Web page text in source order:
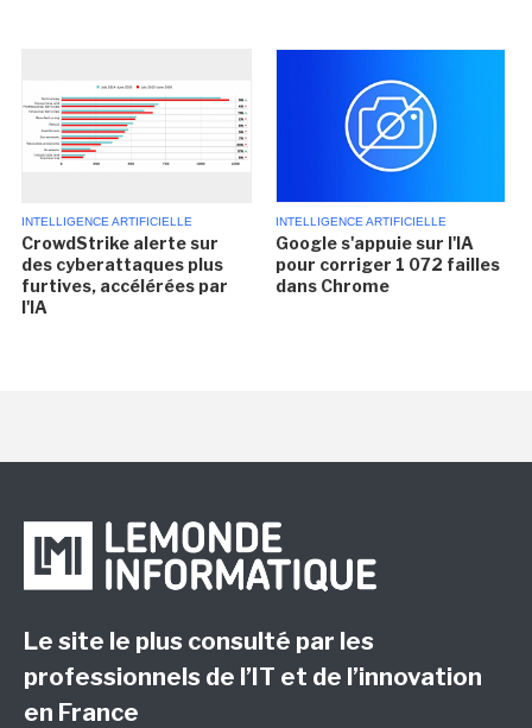
INTELLIGENCE ARTIFICIELLE
CrowdStrike alerte sur
des cyberattaques plus
furtives, accélérées par
l'IA
INTELLIGENCE ARTIFICIELLE
Google s'appuie sur l'IA
pour corriger 1 072 failles
dans Chrome
Le site le plus consulté par les
professionnels de l’IT et de l’innovation
en France